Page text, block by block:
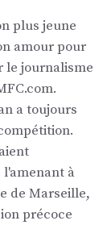
plus jeune
amour pour
le journalisme
a toujours
l'amenant à
de Marseille,
précoce